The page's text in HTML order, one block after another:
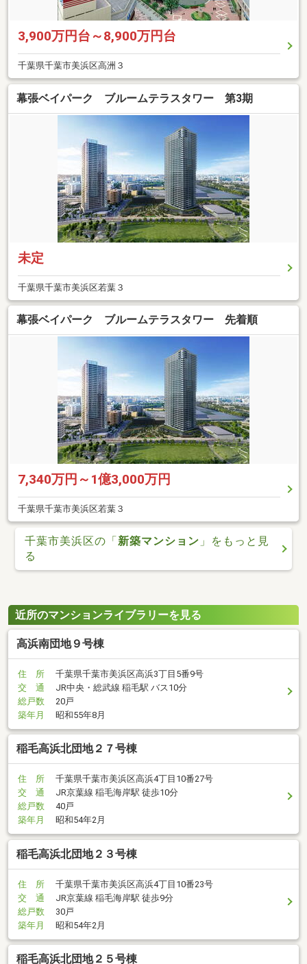
3,900万円台～8,900万円台
千葉県千葉市美浜区高洲３
幕張ベイパーク ブルームテラスタワー 第3期
未定
千葉県千葉市美浜区若葉３
幕張ベイパーク ブルームテラスタワー 先着順
7,340万円～1億3,000万円
千葉県千葉市美浜区若葉３
千葉市美浜区の「新築マンション 」をもっと見
る
近所のマンションライブラリーを見る
高浜南団地９号棟
住 所
千葉県千葉市美浜区高浜3丁目5番9号
交 通
JR中央・総武線 稲毛駅 バス10分
総戸数
20戸
築年月
昭和55年8月
稲毛高浜北団地２７号棟
住 所
千葉県千葉市美浜区高浜4丁目10番27号
交 通
JR京葉線 稲毛海岸駅 徒歩10分
総戸数
40戸
築年月
昭和54年2月
稲毛高浜北団地２３号棟
住 所
千葉県千葉市美浜区高浜4丁目10番23号
交 通
JR京葉線 稲毛海岸駅 徒歩9分
総戸数
30戸
築年月
昭和54年2月
稲毛高浜北団地２５号棟